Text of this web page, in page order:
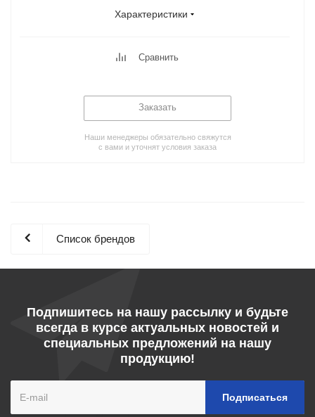
Характеристики
Сравнить
Заказать
Наши менеджеры обязательно свяжутся
с вами и уточнят условия заказа
Список брендов
Подпишитесь на нашу рассылку и будьте
всегда в курсе актуальных новостей и
специальных предложений на нашу
продукцию!